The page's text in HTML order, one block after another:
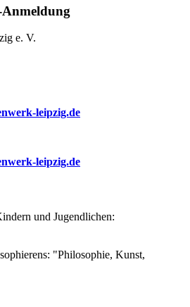
e. V.
leipzig.de
leipzig.de
und Jugendlichen:
"Philosophie, Kunst,